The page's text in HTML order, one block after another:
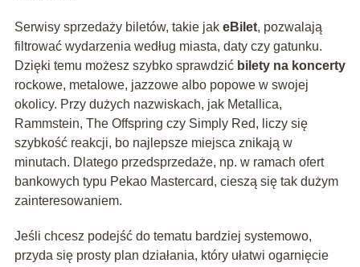
Serwisy sprzedaży biletów, takie jak eBilet, pozwalają
filtrować wydarzenia według miasta, daty czy gatunku.
Dzięki temu możesz szybko sprawdzić bilety na koncerty
rockowe, metalowe, jazzowe albo popowe w swojej
okolicy. Przy dużych nazwiskach, jak Metallica,
Rammstein, The Offspring czy Simply Red, liczy się
szybkość reakcji, bo najlepsze miejsca znikają w
minutach. Dlatego przedsprzedaże, np. w ramach ofert
bankowych typu Pekao Mastercard, cieszą się tak dużym
zainteresowaniem.
Jeśli chcesz podejść do tematu bardziej systemowo,
przyda się prosty plan działania, który ułatwi ogarnięcie